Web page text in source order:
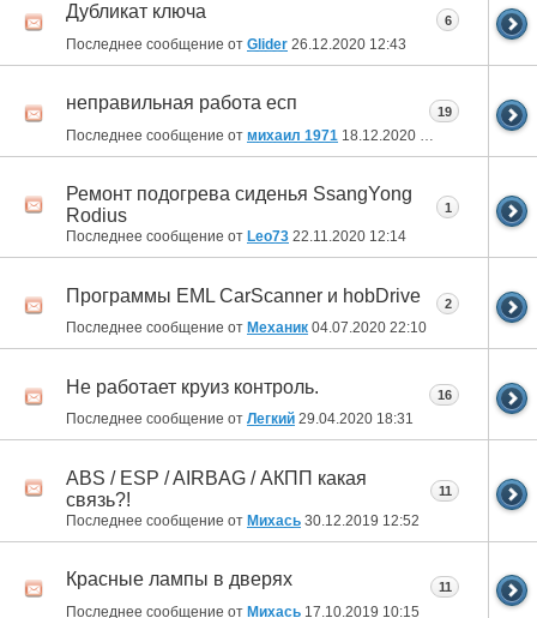
Дубликат ключа
Последнее сообщение от Glider 26.12.2020 12:43
6
неправильная работа есп
Последнее сообщение от михаил 1971 18.12.2020 21:21
19
Ремонт подогрева сиденья SsangYong
Rodius
Последнее сообщение от Leo73 22.11.2020 12:14
1
Программы EML CarScanner и hobDrive
Последнее сообщение от Механик 04.07.2020 22:10
2
Не работает круиз контроль.
Последнее сообщение от Легкий 29.04.2020 18:31
16
ABS / ESP / AIRBAG / АКПП какая
связь?!
Последнее сообщение от Михась 30.12.2019 12:52
11
Красные лампы в дверях
Последнее сообщение от Михась 17.10.2019 10:15
11